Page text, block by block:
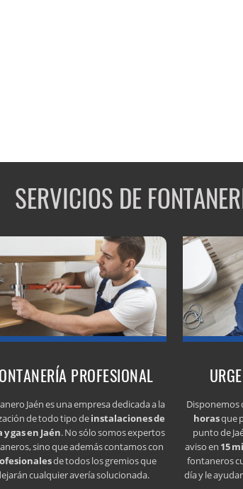
SERVICIOS DE
PROFESIONAL
Jaén es una empresa dedicada a la
de todo tipo deinstalaciones de
y gas en Jaén. No sólo somos expertos
sino que además contamos con
de todos los gremios que
cualquier avería solucionada.
Disponemos
horasque
punto de
aviso en 15
fontaneros
día y le